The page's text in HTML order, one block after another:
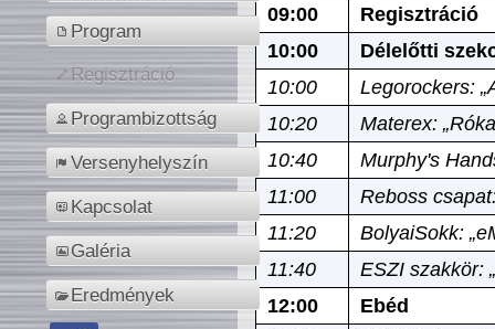
Program
Regisztráció
Programbizottság
Versenyhelyszín
Kapcsolat
Galéria
Eredmények
09:00
Regisztráció
10:00
Délelőtti
10:00
Legorockers:
10:20
Materex:
10:40
Murphy's
11:00
Reboss
11:20
BolyaiSokk:
11:40
ESZI szakkör:
12:00
Ebéd